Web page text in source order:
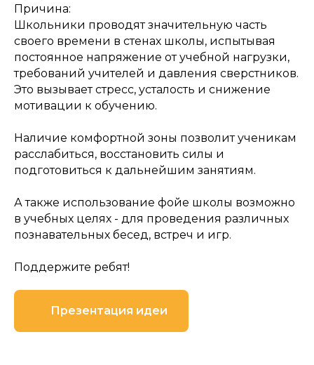
Причина:
Школьники проводят значительную часть
своего времени в стенах школы, испытывая
постоянное напряжение от учебной нагрузки,
требований учителей и давления сверстников.
Это вызывает стресс, усталость и снижение
мотивации к обучению.
Наличие комфортной зоны позволит ученикам
расслабиться, восстановить силы и
подготовиться к дальнейшим занятиям.
А также использование фойе школы возможно
в учебных целях - для проведения различных
познавательных бесед, встреч и игр.
Поддержите ребят!
Презентация идеи